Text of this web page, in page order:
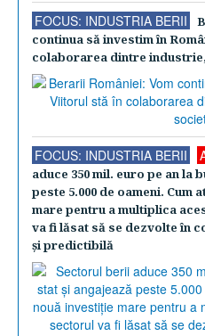
FOCUS: INDUSTRIA BERII
continua să investim în
colaborarea dintre
FOCUS: INDUSTRIA BERII
aduce 350 mil. euro pe an la
peste 5.000 de oameni. Cum
mare pentru a multiplica
va fi lăsat să se dezvolte în
şi predictibilă